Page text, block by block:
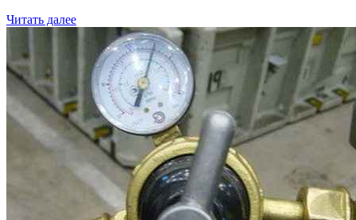
Читать далее